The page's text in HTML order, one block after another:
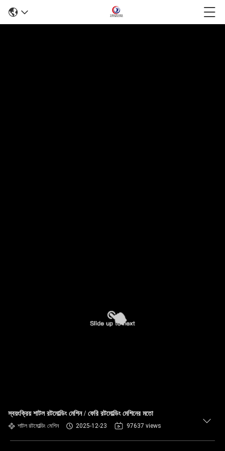
স্বয়ংক্রিয় শাটল রটমোল্ডিং মেশিন / ফেরি রটমোল্ডিং মেশিনের মতো
শাটল রটমোল্ডিং মেশিন 2025-12-23 97637 views